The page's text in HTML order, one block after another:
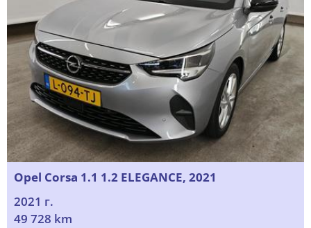
Opel Corsa 1.1 1.2 ELEGANCE, 2021
2021 г.
49 728 km